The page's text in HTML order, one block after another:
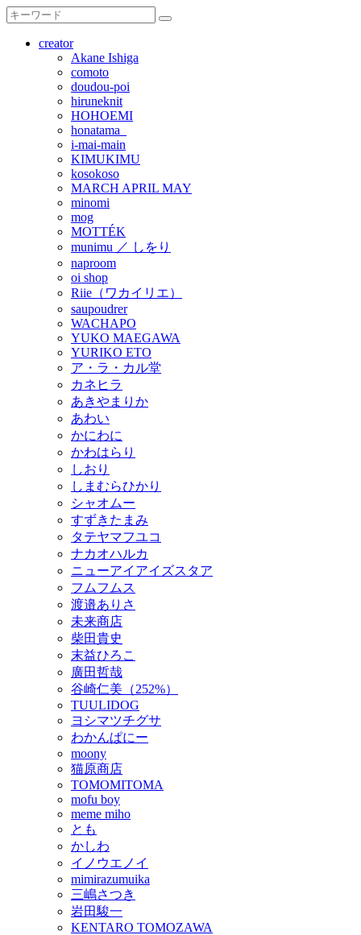
creator
Akane Ishiga
comoto
doudou-poi
hiruneknit
HOHOEMI
honatama_
i-mai-main
KIMUKIMU
kosokoso
MARCH APRIL MAY
minomi
mog
MOTTÉK
munimu ／ しをり
naproom
oi shop
Riie（ワカイリエ）
saupoudrer
WACHAPO
YUKO MAEGAWA
YURIKO ETO
ア・ラ・カル堂
カネヒラ
あきやまりか
あわい
かにわに
かわはらり
しおり
しまむらひかり
シャオムー
すずきたまみ
タテヤマフユコ
ナカオハルカ
ニューアイアイズスタア
フムフムス
渡邉ありさ
未来商店
柴田貴史
末益ひろこ
廣田哲哉
谷崎仁美（252%）
TUULIDOG
ヨシマツチグサ
わかんぱにー
moony
猫原商店
TOMOMITOMA
mofu boy
meme miho
とも
かしわ
イノウエノイ
mimirazumuika
三嶋さつき
岩田駿一
KENTARO TOMOZAWA